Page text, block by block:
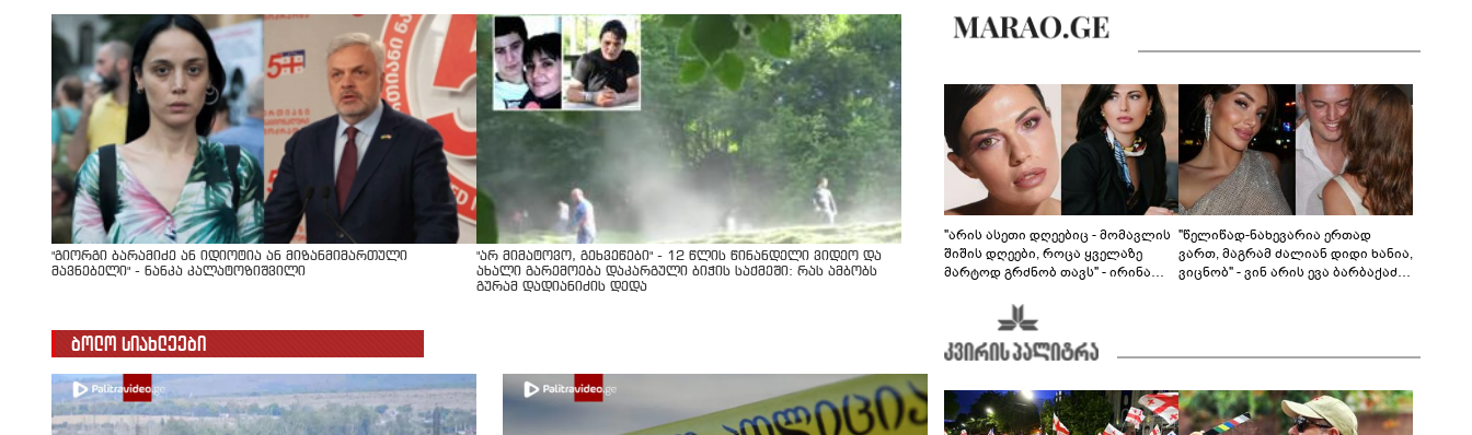
"გიორგი ბარამიძე ან იდიოტია ან მიზანმიმართული
მავნებელი" - ნანკა კალატოზიშვილი
"არ მიმატოვო, გეხვეწები" - 12 წლის წინანდელი ვიდეო და
ახალი გარემოება დაკარგული ბიჭის საქმეში: რას ამბობს
გურამ დადიანიძის დედა
ბოლო სიახლეები
"არის ასეთი დღეებიც - მომავლის
შიშის დღეები, როცა ყველაზე
მარტოდ გრძნობ თავს" - ირინა
"წელიწად-ნახევარია ერთად
ვართ, მაგრამ ძალიან დიდი ხანია,
ვიცნობ" - ვინ არის ევა ბარბაქაძის